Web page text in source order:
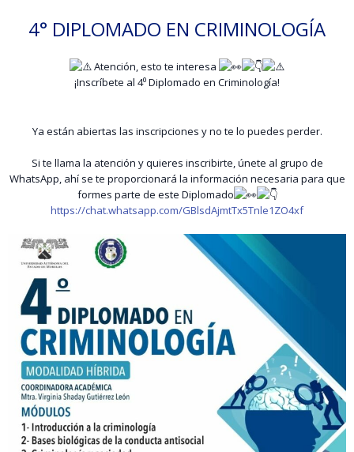
4° DIPLOMADO EN CRIMINOLOGÍA
Atención, esto te interesa
¡Inscríbete al 4⁰ Diplomado en Criminología!
Ya están abiertas las inscripciones y no te lo puedes perder.
Si te llama la atención y quieres inscribirte, únete al grupo de
WhatsApp, ahí se te proporcionará la información necesaria para que
formes parte de este Diplomado
https://chat.whatsapp.com/GBlsdAjmtTx5Tnle1ZO4xf